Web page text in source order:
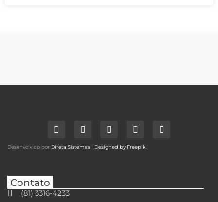
Desenvolvido por Direta Sistemas | Designed by Freepik.
Contato
(81) 3316-4233